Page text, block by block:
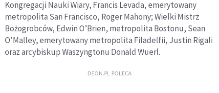
Kongregacji Nauki Wiary, Francis Levada, emerytowany
metropolita San Francisco, Roger Mahony; Wielki Mistrz
Bożogrobców, Edwin O’Brien, metropolita Bostonu, Sean
O’Malley, emerytowany metropolita Filadelfii, Justin Rigali
oraz arcybiskup Waszyngtonu Donald Wuerl.
DEON.PL POLECA